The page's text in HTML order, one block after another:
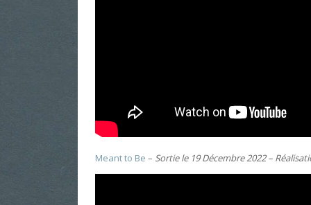
Meant to Be – Sortie le 19 Décembre 2022 –